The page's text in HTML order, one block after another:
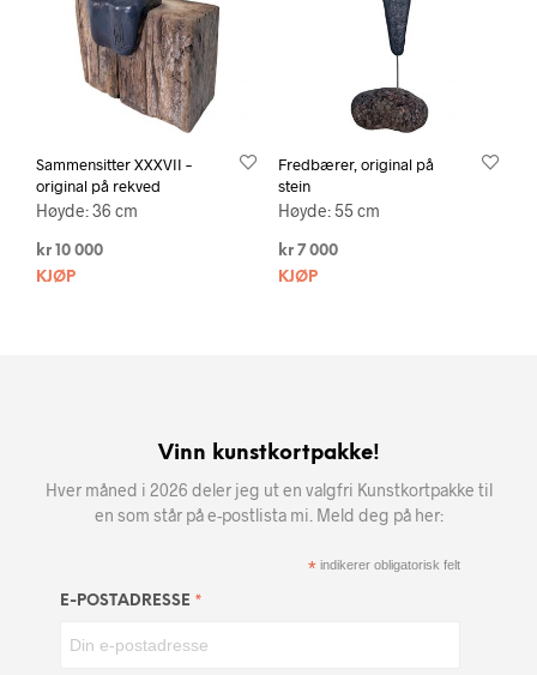
Sammensitter XXXVII –
original på rekved
Høyde: 36 cm
kr 10 000
KJØP
Fredbærer, original på
stein
Høyde: 55 cm
kr7 000
KJØP
Vinn kunstkortpakke!
Hver måned i 2026 deler jeg ut en valgfri Kunstkortpakke til
en som står på e-postlista mi. Meld deg på her:
* indikerer obligatorisk felt
E-POSTADRESSE *